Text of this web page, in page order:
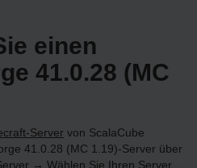
einen
41.0.28 (MC
Server von ScalaCube
41.0.28 (MC 1.19)-Server über
→ Wählen Sie Ihren Server